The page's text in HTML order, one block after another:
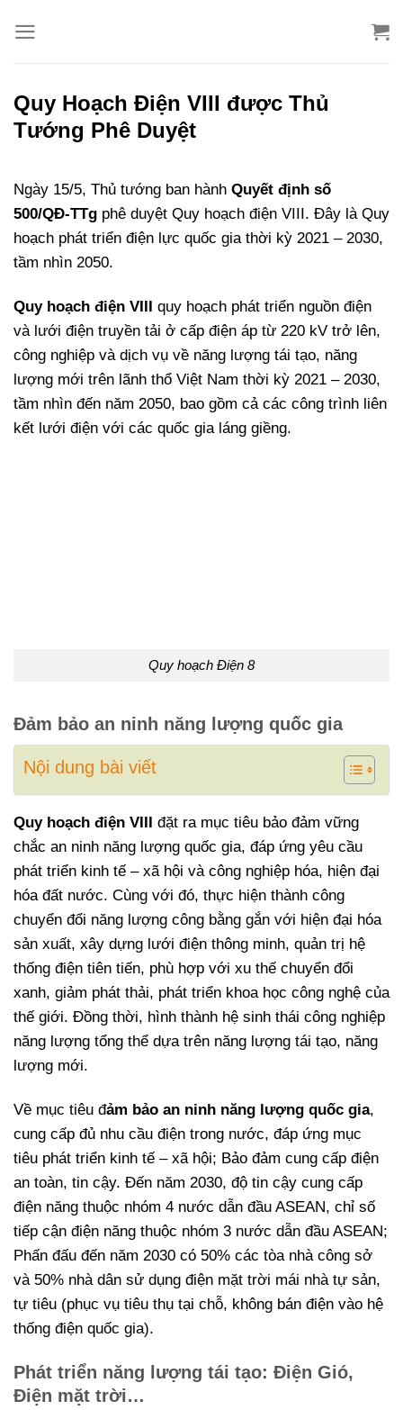
qua
nội
Quy Hoạch Điện VIII được Thủ
Tướng Phê Duyệt
Ngày 15/5, Thủ tướng ban hành Quyết định số
500/QĐ-TTg phê duyệt Quy hoạch điện VIII. Đây là Quy
hoạch phát triển điện lực quốc gia thời kỳ 2021 – 2030,
tầm nhìn 2050.
Quy hoạch điện VIII
quy hoạch phát triển nguồn điện
và lưới điện truyền tải ở cấp điện áp từ 220 kV trở lên,
công nghiệp và dịch vụ về năng lượng tái tạo, năng
lượng mới trên lãnh thổ Việt Nam thời kỳ 2021 – 2030,
tầm nhìn đến năm 2050, bao gồm cả các công trình liên
kết lưới điện với các quốc gia láng giềng.
Quy hoạch Điện 8
Đảm bảo an ninh năng lượng quốc gia
Nội dung bài viết
Quy hoạch điện VIII đặt ra mục tiêu bảo đảm vững
chắc an ninh năng lượng quốc gia, đáp ứng yêu cầu
phát triển kinh tế – xã hội và công nghiệp hóa, hiện đại
hóa đất nước. Cùng với đó, thực hiện thành công
chuyển đổi năng lượng công bằng gắn với hiện đại hóa
sản xuất, xây dựng lưới điện thông minh, quản trị hệ
thống điện tiên tiến, phù hợp với xu thế chuyển đổi
xanh, giảm phát thải, phát triển khoa học công nghệ của
thế giới. Đồng thời, hình thành hệ sinh thái công nghiệp
năng lượng tổng thể dựa trên năng lượng tái tạo, năng
lượng mới.
Về mục tiêu đảm bảo an ninh năng lượng quốc gia,
cung cấp đủ nhu cầu điện trong nước, đáp ứng mục
tiêu phát triển kinh tế – xã hội; Bảo đảm cung cấp điện
an toàn, tin cậy. Đến năm 2030, độ tin cậy cung cấp
điện năng thuộc nhóm 4 nước dẫn đầu ASEAN, chỉ số
tiếp cận điện năng thuộc nhóm 3 nước dẫn đầu ASEAN;
Phấn đấu đến năm 2030 có 50% các tòa nhà công sở
và 50% nhà dân sử dụng điện mặt trời mái nhà tự sản,
tự tiêu (phục vụ tiêu thụ tại chỗ, không bán điện vào hệ
thống điện quốc gia).
Phát triển năng lượng tái tạo: Điện Gió,
Điện mặt trời…